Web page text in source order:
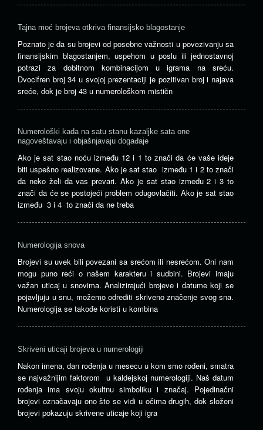
Tajna moć brojeva otkriva finansijsko blagostanje
Poznato je da su brojevi od posebne važnosti u povezivanju sa
finansijskim blagostanjem, uspehom u poslu ili jednostavnoj
potrazi za dobitnom kombinacijom u igrama na sreću.
Dvocifren broj 34 u svojoj prezentaciji je pozitivan broj i najava
sreće, dok je broj 43 u numerološkom mističn
Numerološki kada na satu stanu kazaljke sata one
nagoveštavaju i objašnjavaju događaje
Ako je sat stao noću između 12 i 1 to znači da će vaše ideje
biti uspešno realizovane. Ako je sat stao između 1 i 2 to znači
da neko želi da vas prevari. Ako je sat stao između 2 i 3 to
znači da će se postojeći problem odugovlačiti. Ako je sat stao
između 3 i 4 to znači da ne treba
Numerologija snova
Brojevi su uvek bili povezani sa srećom ili nesrećom. Oni nam
mogu puno reći o našem karakteru i sudbini. Brojevi imaju
važan uticaj u snovima. Analizirajući brojeve i datume koji se
pojavljuju u snu, možemo odrediti skriveno značenje svog sna.
Numerologija se takođe koristi u kombina
Skriveni uticaji brojeva u numerologiji
Nakon imena, dan rođenja u mesecu u kom smo rođeni, smatra
se najvažnijim faktorom u kaldejskoj numerologiji. Naš datum
rođenja ima svoju okultnu simboliku i značaj. Pojedinačni
brojevi označavaju ono što se vidi u očima drugih, dok složeni
brojevi pokazuju skrivene uticaje koji igra